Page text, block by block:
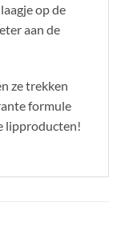
op de
aan de
ze trekken
formule
lipproducten!